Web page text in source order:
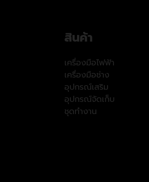
สินค้า
เครื่องมือไฟฟ้า
เครื่องมือช่าง
อุปกรณ์เสริม
อุปกรณ์จัดเก็บ
ชุดทำงาน